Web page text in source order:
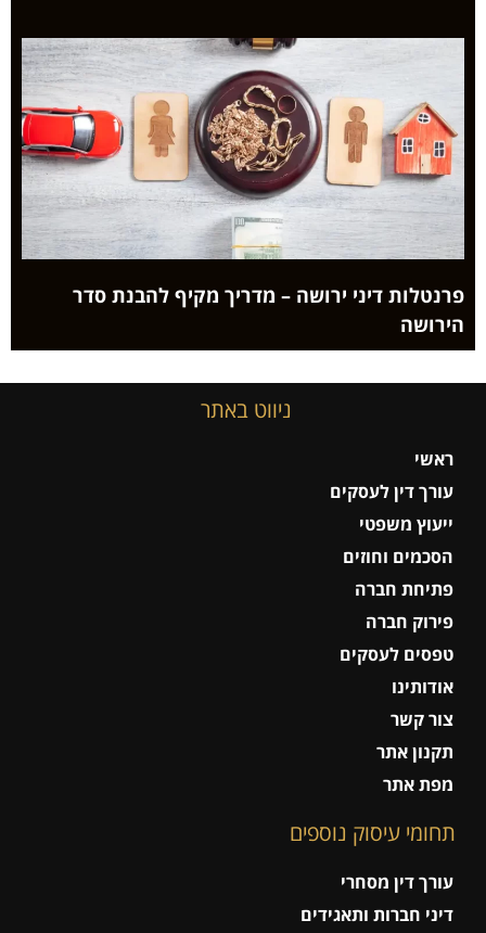
פרנטלות דיני ירושה – מדריך מקיף להבנת סדר
הירושה
ניווט באתר
ראשי
עורך דין לעסקים
ייעוץ משפטי
הסכמים וחוזים
פתיחת חברה
פירוק חברה
טפסים לעסקים
אודותינו
צור קשר
תקנון אתר
מפת אתר
תחומי עיסוק נוספים
עורך דין מסחרי
דיני חברות ותאגידים